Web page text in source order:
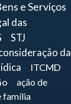
e Serviços
das
STJ
da
ITCMD
ação de
família